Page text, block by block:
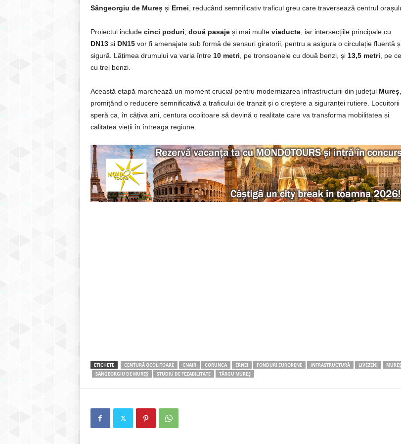
Sângeorgiu de Mureșși Ernei , reducând semnificativ traficul greu care traversează centrul
Proiectul include cinci poduri două pasajeși mai multe viaducte, iar intersecțiile principale cu
DN13și DN15vor fi amenajate sub formă de sensuri giratorii, pentru a asigura o circulație fluentă
sigură. Lățimea drumului va varia între 10 metri , pe tronsoanele cu două benzi, și 13,5 metri , pe
cu trei benzi.
Această etapă marchează un moment crucial pentru modernizarea infrastructurii din județul Mureș,
promițând o reducere semnificativă a traficului de tranzit și o creștere a siguranței rutiere. Locuitorii
speră ca, în câțiva ani, centura ocolitoare să devină o realitate care va transforma mobilitatea și
calitatea vieții în întreaga regiune.
ETICHETE CENTURĂ OCOLITOARE CNAIR CORUNCA ERNEI FONDURI EUROPENE INFRASTRUCTURĂ LIVEZENI
MUREȘ
SÂNGEORGIU DE MUREȘ
STUDIU DE FEZABILITATE TÂRGU MUREȘ